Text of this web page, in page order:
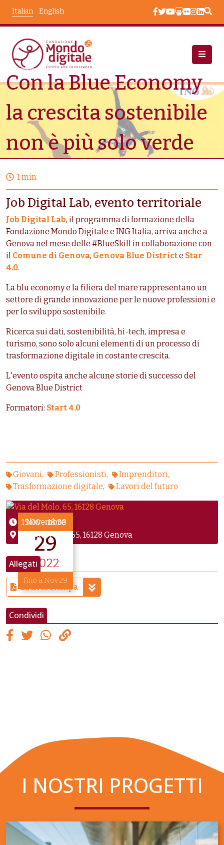
English
Italian
Con La Blue Economy La Crescita Sostenibile Non È Più
Solo Verde
Con la Blue Economy
la crescita sostenibile
non è più solo verde
1 min.
Job Digital Lab, evento territoriale
Job Digital Lab, il programma di formazione della
Fondazione Mondo Digitale e ING Italia, arriva anche a
Genova nel mese delle #BlueSkill in collaborazione con
il Comune di Genova, Genova Blue Districte Star
4.0.
La blu economy e la filiera del mare rappresentano un
settore di grande innovazione per le nuove professioni e
per lo sviluppo sostenibile.
Ricerca sui dati, sostenibilità, hi-tech, impresa e
turismo, sono solo alcuni elementi di un processo di
trasformazione digitale in costante crescita.
L'evento ospita anche alcune storie di successo del
Genova Blue District
Formatori: Start 4.0
Giovani Professionisti
Imprenditori
Trasformazione digitale
Lavori del futuro
Novembre
29
2022
fino a Nov 29
15:00–18:30
Via del Molo, 65, 16128 Genova
Allegati
La nota stampa
Condividi
I NOSTRI PROGETTI